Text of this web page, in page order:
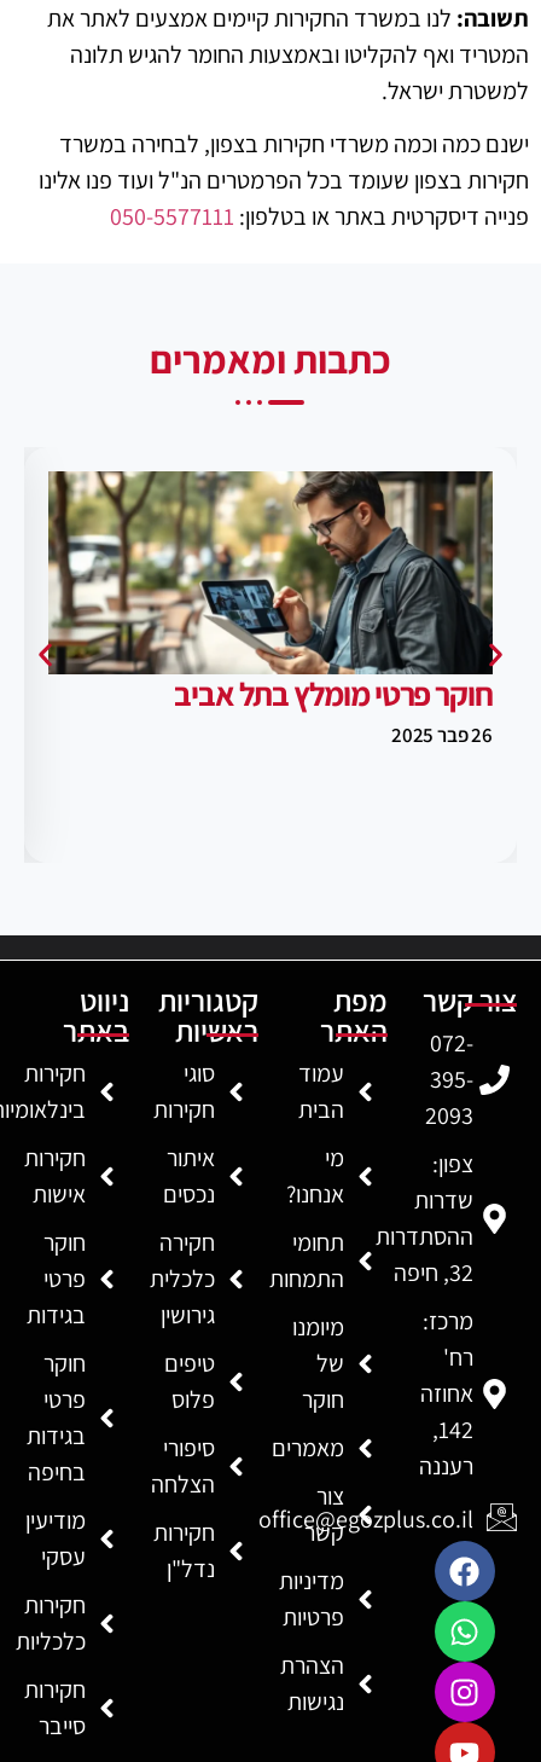
תשובה: לנו במשרד החקירות קיימים אמצעים לאתר את
המטריד ואף להקליטו ובאמצעות החומר להגיש תלונה
למשטרת ישראל.
ישנם כמה וכמה משרדי חקירות בצפון, לבחירה במשרד
חקירות בצפון שעומד בכל הפרמטרים הנ"ל ועוד פנו אלינו
פנייה דיסקרטית באתר או בטלפון: 050-5577111
כתבות ומאמרים
חוקר פרטי מומלץ בתל אביב
26 פבר 2025
צור קשר
072-
395-
2093
צפון:
שדרות
ההסתדרות
32, חיפה
מרכז:
רח'
אחוזה
142,
רעננה
office@egozplus.co.il
מפת
האתר
עמוד
הבית
מי
אנחנו?
תחומי
התמחות
מיומנו
של
חוקר
מאמרים
צור
קשר
מדיניות
פרטיות
הצהרת
נגישות
קטגוריות
ראשיות
סוגי
חקירות
איתור
נכסים
חקירה
כלכלית
גירושין
טיפים
פלוס
סיפורי
הצלחה
חקירות
נדל"ן
ניווט
באתר
חקירות
חקירות
אישות
חוקר
פרטי
בגידות
חוקר
פרטי
בגידות
בחיפה
מודיעין
עסקי
חקירות
כלכליות
חקירות
סייבר